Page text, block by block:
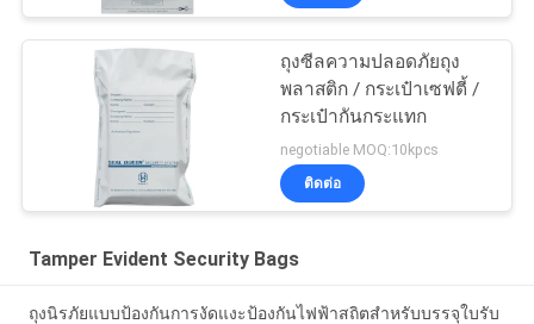
ถุงซีลความปลอดภัยถุง
พลาสติก / กระเป๋าเซฟตี้ /
กระเป๋ากันกระแทก
negotiable MOQ:10kpcs
ติดต่อ
Tamper Evident Security Bags
ถุงนิรภัยแบบป้องกันการงัดแงะป้องกันไฟฟ้าสถิตสำหรับบรรจุใบรับ